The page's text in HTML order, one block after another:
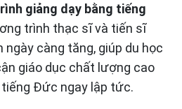
giảng dạy bằng tiếng
trình thạc sĩ và tiến sĩ
ngày càng tăng, giúp du học
giáo dục chất lượng cao
Đức ngay lập tức.